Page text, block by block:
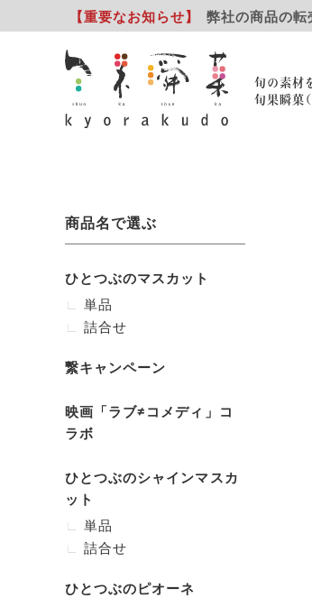
【重要なお知らせ】 弊社の商品の
旬の素材
旬果瞬菓
商品名で選ぶ
ひとつぶのマスカット
単品
詰合せ
繋キャンペーン
映画「ラブ≠コメディ」コ
ラボ
ひとつぶのシャインマスカ
ット
単品
詰合せ
ひとつぶのピオーネ